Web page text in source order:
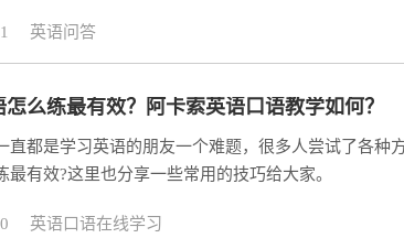
英语问答
怎么练最有效？阿卡索英语口语教学如何？
直都是学习英语的朋友一个难题，很多人尝试了各种
最有效?这里也分享一些常用的技巧给大家。
英语口语在线学习